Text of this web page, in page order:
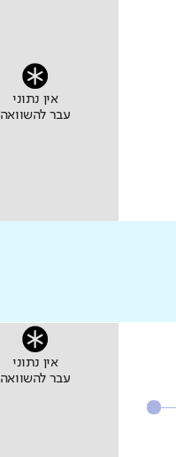
אין נתוני
עבר להשוואה
אין נתוני
עבר להשוואה